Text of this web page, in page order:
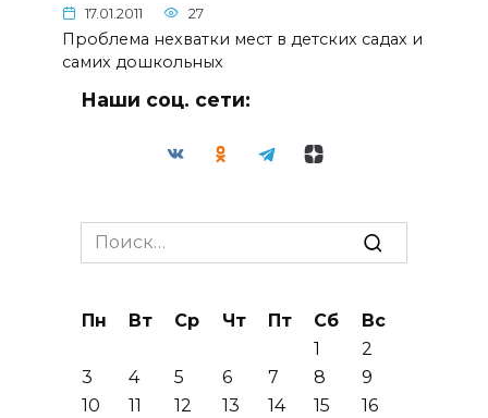
17.01.2011 27
Проблема нехватки мест в детских садах и
самих дошкольных
Наши соц. сети:
Search
for:
Пн Вт Ср Чт Пт Сб
Вс
1
2
3
4 5 6 7 8
9
10
11 12 13 14 15
16